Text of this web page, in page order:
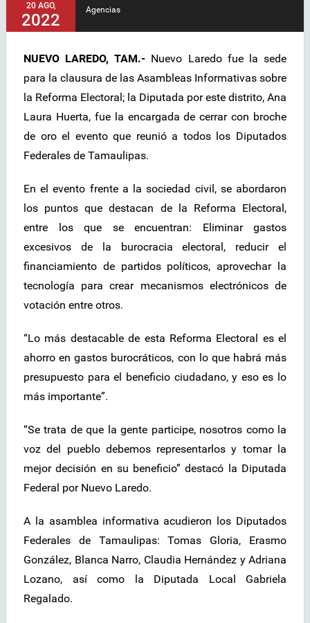
20 AGO,
2022
Agencias
NUEVO LAREDO, TAM.- Nuevo Laredo fue la sede
para la clausura de las Asambleas Informativas sobre
la Reforma Electoral; la Diputada por este distrito, Ana
Laura Huerta, fue la encargada de cerrar con broche
de oro el evento que reunió a todos los Diputados
Federales de Tamaulipas.
En el evento frente a la sociedad civil, se abordaron
los puntos que destacan de la Reforma Electoral,
entre los que se encuentran: Eliminar gastos
excesivos de la burocracia electoral, reducir el
financiamiento de partidos políticos, aprovechar la
tecnología para crear mecanismos electrónicos de
votación entre otros.
“Lo más destacable de esta Reforma Electoral es el
ahorro en gastos burocráticos, con lo que habrá más
presupuesto para el beneficio ciudadano, y eso es lo
más importante”.
“Se trata de que la gente participe, nosotros como la
voz del pueblo debemos representarlos y tomar la
mejor decisión en su beneficio” destacó la Diputada
Federal por Nuevo Laredo.
A la asamblea informativa acudieron los Diputados
Federales de Tamaulipas: Tomas Gloria, Erasmo
González, Blanca Narro, Claudia Hernández y Adriana
Lozano, así como la Diputada Local Gabriela
Regalado.